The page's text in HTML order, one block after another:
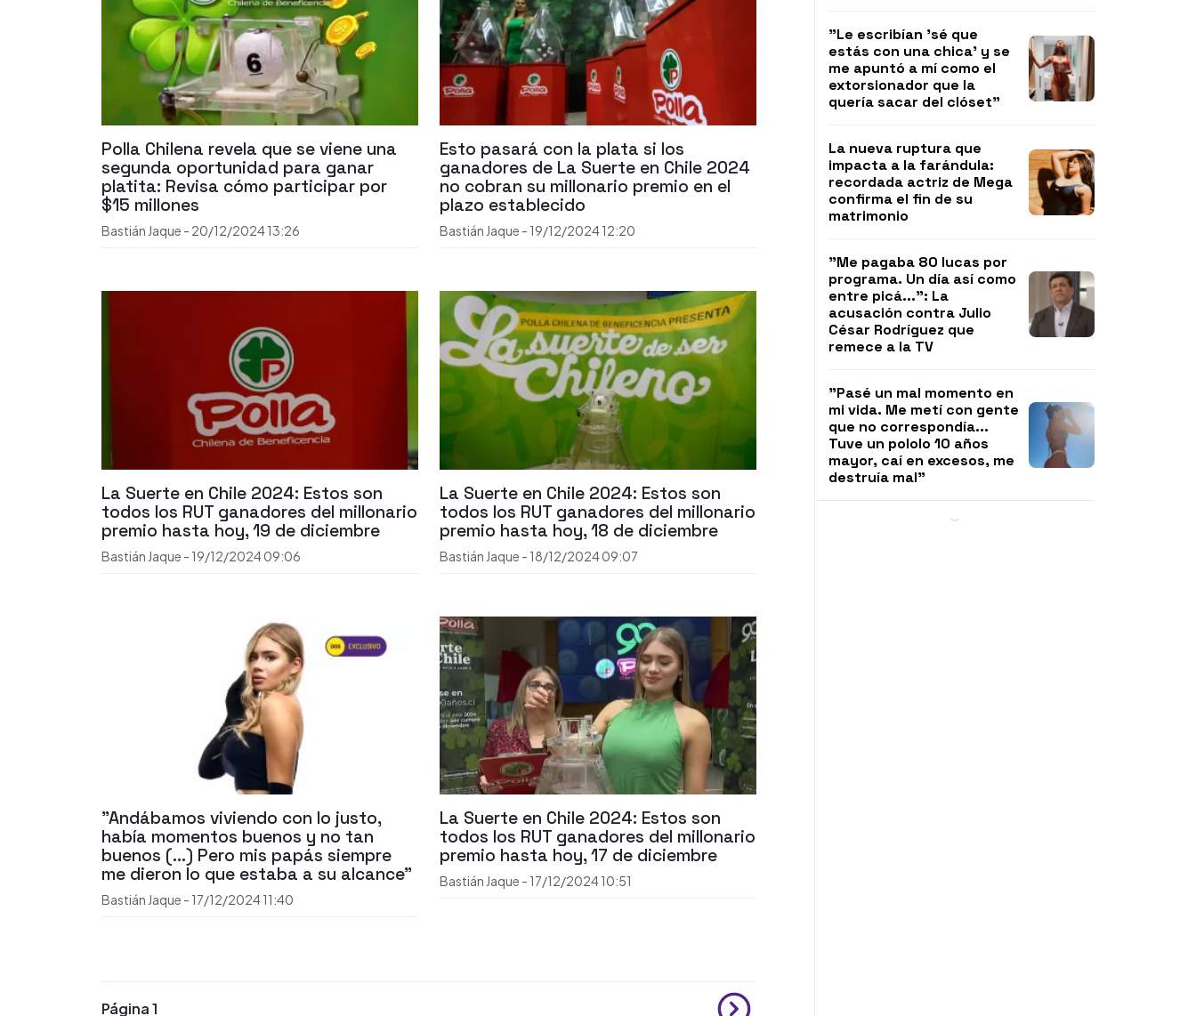
Polla Chilena revela que se viene una
segunda oportunidad para ganar
platita: Revisa cómo participar por
$15 millones
Bastián Jaque - 20/12/202413:26
Esto pasará con la plata si los
ganadores de La Suerte en Chile 2024
no cobran su millonario premio en el
plazo establecido
Bastián Jaque - 19/12/202412:20
La Suerte en Chile 2024: Estos son
todos los RUT ganadores del millonario
premio hasta hoy, 19 de diciembre
Bastián Jaque - 19/12/202409:06
La Suerte en Chile 2024: Estos son
todos los RUT ganadores del millonario
premio hasta hoy, 18 de diciembre
Bastián Jaque - 18/12/202409:07
"Andábamos viviendo con lo justo,
había momentos buenos y no tan
buenos (...) Pero mis papás siempre
me dieron lo que estaba a su alcance"
Bastián Jaque - 17/12/202411:40
La Suerte en Chile 2024: Estos son
todos los RUT ganadores del millonario
premio hasta hoy, 17 de diciembre
Bastián Jaque - 17/12/202410:51
Página 1
"Le escribían 'sé que
estás con una chica' y se
me apuntó a mí como el
extorsionador que la
quería sacar del clóset"
La nueva ruptura que
impacta a la farándula:
recordada actriz de Mega
confirma el fin de su
matrimonio
"Me pagaba 80 lucas por
programa. Un día así como
entre picá...": La
acusación contra Julio
César Rodríguez que
remece a la TV
"Pasé un mal momento en
mi vida. Me metí con gente
que no correspondía...
Tuve un pololo 10 años
mayor, caí en excesos, me
destruía mal"